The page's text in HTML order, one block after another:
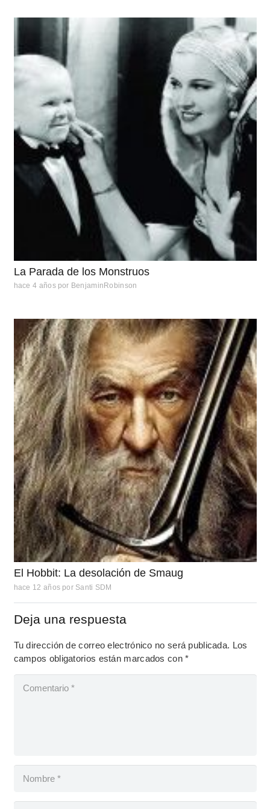
La Parada de los Monstruos
hace 4 años por BenjaminRobinson
El Hobbit: La desolación de Smaug
hace 12 años por Santi SDM
Deja una respuesta
Tu dirección de correo electrónico no será publicada. Los
campos obligatorios están marcados con*